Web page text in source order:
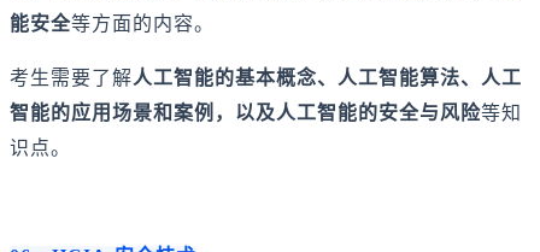
能安全等方面的内容。
考生需要了解人工智能的基本概念、人工智能算法、人工
智能的应用场景和案例，以及人工智能的安全与风险等知
识点。